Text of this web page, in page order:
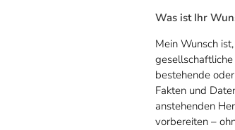
Was ist Ihr
Mein Wunsch
bestehende
Fakten und
anstehenden
vorbereiten –